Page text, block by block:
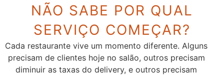
NÃO SABE POR QUAL
SERVIÇO COMEÇAR?
Cada restaurante vive um momento diferente. Alguns
precisam de clientes hoje no salão, outros precisam
diminuir as taxas do delivery, e outros precisam